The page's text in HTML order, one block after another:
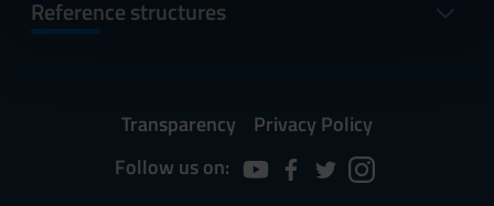
nostri partner che si occupano di analisi dei dati web,
Reference structures
Transparency
Privacy Policy
Follow us on: